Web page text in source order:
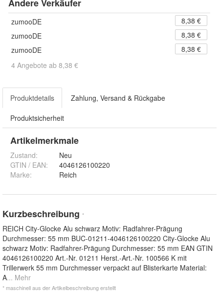
Andere Verkäufer
zumooDE
8,38 €
zumooDE
8,38 €
zumooDE
8,38 €
4 Angebote ab 8,38 €
Produktdetails Zahlung, Versand & Rückgabe
Produktsicherheit
Artikelmerkmale
Zustand:
Neu
GTIN / EAN:
4046126100220
Marke:
Reich
Kurzbeschreibung *
REICH City-Glocke Alu schwarz Motiv: Radfahrer-Prägung
Durchmesser: 55 mm BUC-01211-4046126100220 City-Glocke Alu
schwarz Motiv: Radfahrer-Prägung Durchmesser: 55 mm EAN GTIN
4046126100220 Art.-Nr. 01211 Herst.-Art.-Nr. 100566 K mit
Trillerwerk 55 mm Durchmesser verpackt auf Blisterkarte Material:
A... Mehr
* maschinell aus der Artikelbeschreibung erstellt